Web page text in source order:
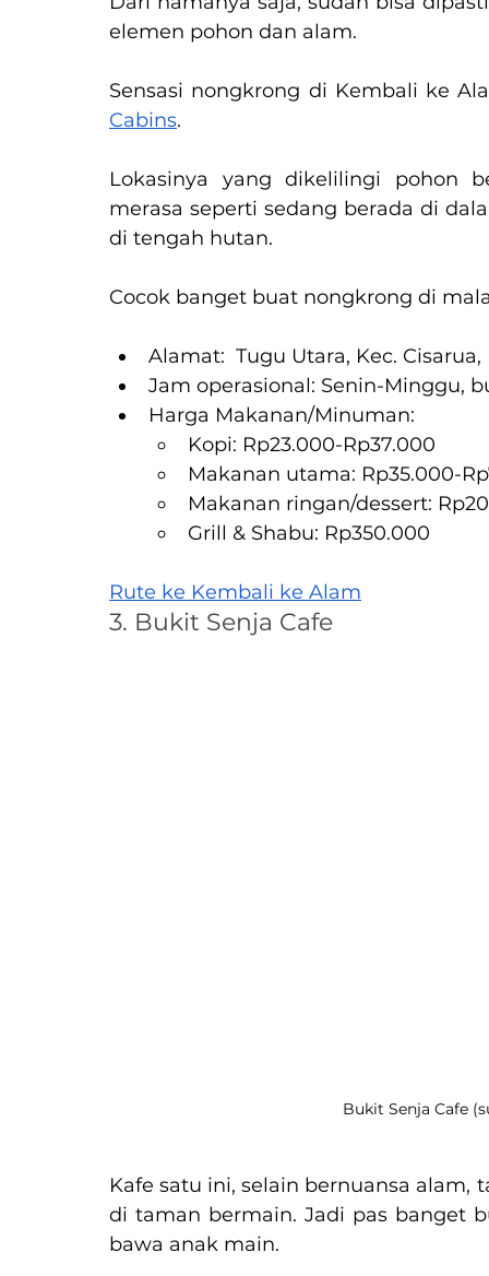
elemen pohon dan alam.
Sensasi nongkrong di Kembali ke
Cabins.
Lokasinya yang dikelilingi pohon
merasa seperti sedang berada di
di tengah hutan.
Cocok banget buat nongkrong di
Alamat:  Tugu Utara, Kec.
Jam operasional: Senin-Minggu,
Harga Makanan/Minuman:
Kopi: Rp23.000-Rp37.000
Makanan utama: Rp35.000-
Makanan ringan/dessert:
Grill & Shabu: Rp350.000
Rute ke Kembali ke Alam
3. Bukit Senja Cafe
Bukit Senja Cafe
Kafe satu ini, selain bernuansa
di taman bermain. Jadi pas banget
bawa anak main.